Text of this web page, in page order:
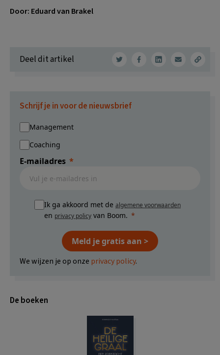
Door: Eduard van Brakel
Deel dit artikel
Schrijf je in voor de nieuwsbrief
Management
Coaching
E-mailadres
Ik ga akkoord met de algemene voorwaarden
en privacy policy van Boom.
Meld je gratis aan >
We wijzen je op onze privacy policy.
De boeken